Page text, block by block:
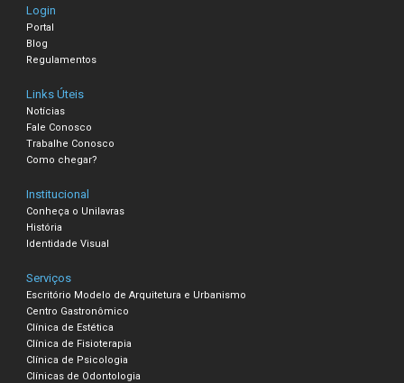
Login
Portal
Blog
Regulamentos
Links Úteis
Notícias
Fale Conosco
Trabalhe Conosco
Como chegar?
Institucional
Conheça o Unilavras
História
Identidade Visual
Serviços
Escritório Modelo de Arquitetura e Urbanismo
Centro Gastronômico
Clínica de Estética
Clínica de Fisioterapia
Clínica de Psicologia
Clínicas de Odontologia